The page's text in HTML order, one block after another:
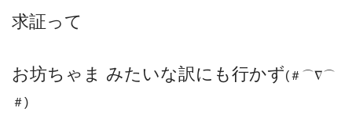
求証って
お坊ちゃま みたいな訳にも行かず(＃⌒∇⌒
＃)ゞ